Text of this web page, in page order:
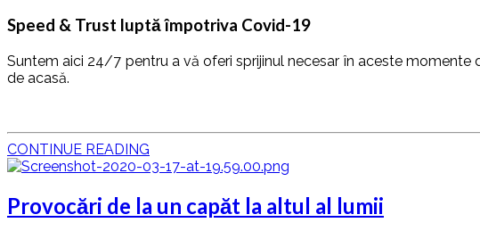
Speed & Trust luptă împotriva Covid-19
Suntem aici 24/7 pentru a vă oferi sprijinul necesar în aceste
de acasă.
CONTINUE READING
Provocări de la un capăt la altul al lumii